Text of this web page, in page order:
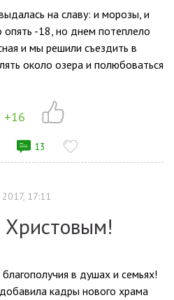
на славу: и морозы, и
опять -18, но днем потеплело
и мы решили съездить в
около озера и полюбоваться
+16
13
17:11
в душах и семьях!
кадры нового храма